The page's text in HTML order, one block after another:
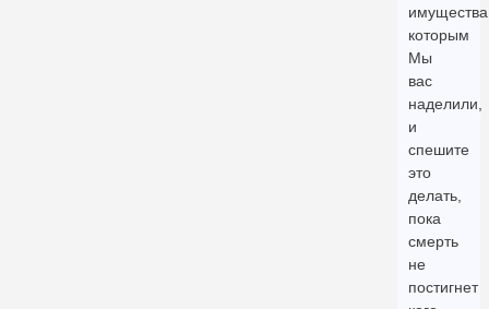
которым
Мы
вас
наделили,
и
спешите
это
делать,
пока
смерть
не
постигнет